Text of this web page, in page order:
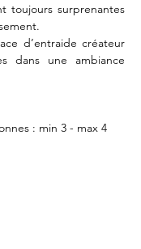
toujours surprenantes
d’entraide créateur
dans une ambiance
: min 3 - max 4